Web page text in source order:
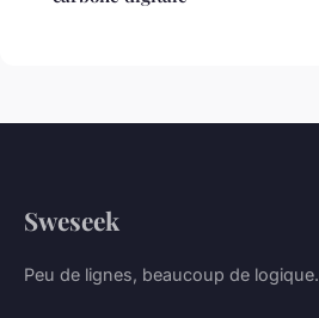
Sweseek
Peu de lignes, beaucoup de logique.